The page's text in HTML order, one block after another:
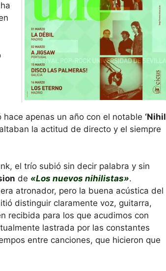
apenas un año con el notable ‘Nihil
la actitud de directo y el siempre
el trío subió sin decir palabra y sin
de «Los nuevos nihilistas».
atronador, pero la buena acústica del
distinguir claramente voz, guitarra,
recibida para los que acudimos con
lastrada por las constantes
entre canciones, que hicieron que